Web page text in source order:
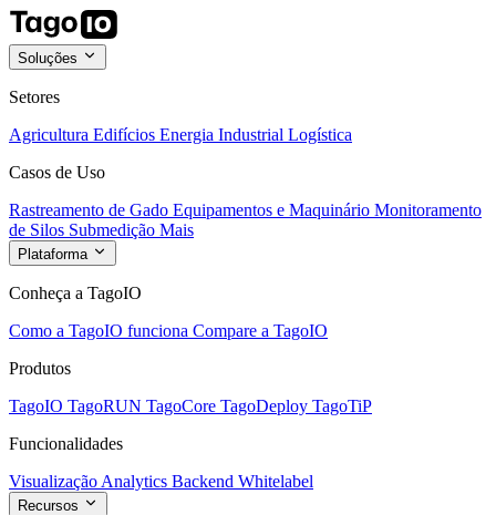
Soluções
Setores
Agricultura Edifícios Energia Industrial Logística
Casos de Uso
Rastreamento de Gado Equipamentos e Maquinário Monitoramento
de Silos Submedição Mais
Plataforma
Conheça a TagoIO
Como a TagoIO funciona Compare a TagoIO
Produtos
TagoIO TagoRUN TagoCore TagoDeploy TagoTiP
Funcionalidades
Visualização Analytics Backend Whitelabel
Recursos